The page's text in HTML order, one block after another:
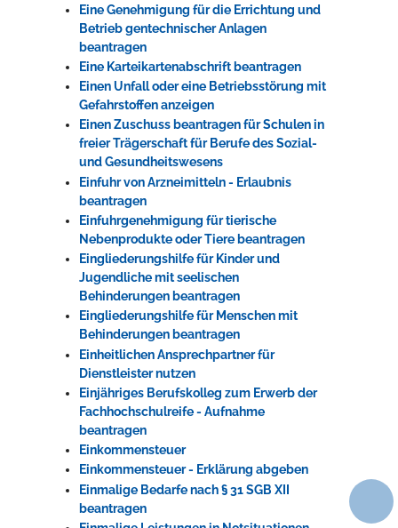
Eine Genehmigung für die Errichtung und
Betrieb gentechnischer Anlagen
beantragen
Eine Karteikartenabschrift beantragen
Einen Unfall oder eine Betriebsstörung mit
Gefahrstoffen anzeigen
Einen Zuschuss beantragen für Schulen in
freier Trägerschaft für Berufe des Sozial-
und Gesundheitswesens
Einfuhr von Arzneimitteln - Erlaubnis
beantragen
Einfuhrgenehmigung für tierische
Nebenprodukte oder Tiere beantragen
Eingliederungshilfe für Kinder und
Jugendliche mit seelischen
Behinderungen beantragen
Eingliederungshilfe für Menschen mit
Behinderungen beantragen
Einheitlichen Ansprechpartner für
Dienstleister nutzen
Einjähriges Berufskolleg zum Erwerb der
Fachhochschulreife - Aufnahme
beantragen
Einkommensteuer
Einkommensteuer - Erklärung abgeben
Einmalige Bedarfe nach § 31 SGB XII
beantragen